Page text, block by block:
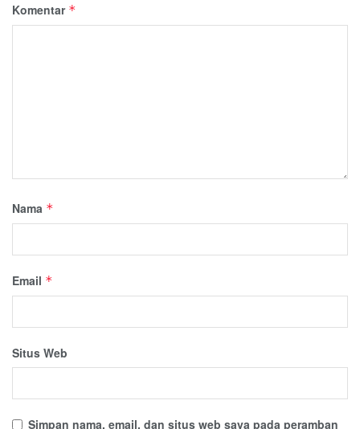
Komentar *
Nama *
Email *
Situs Web
Simpan nama, email, dan situs web saya pada peramban